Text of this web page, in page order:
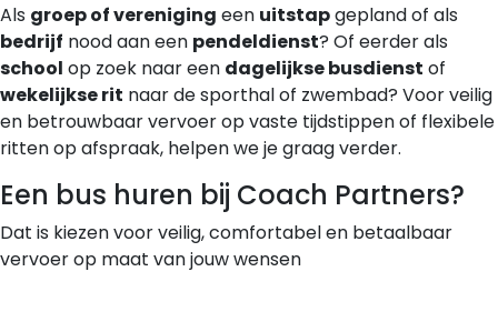
Als groep of vereniging een uitstapgepland of als
bedrijf nood aan een pendeldienst? Of eerder als
school op zoek naar een dagelijkse busdienst of
wekelijkse rit naar de sporthal of zwembad? Voor veilig
en betrouwbaar vervoer op vaste tijdstippen of flexibele
ritten op afspraak, helpen we je graag verder.
Een bus huren bij Coach Partners?
Dat is kiezen voor veilig, comfortabel en betaalbaar
vervoer op maat van jouw wensen